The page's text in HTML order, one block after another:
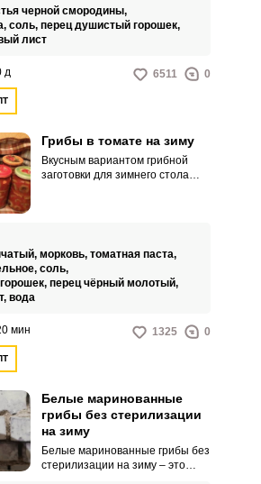
достаточно простым и быстрым
рецептом и приготовить
вкусные, плотные и хрустящие
не отнимут у вас времени. Они
хранятся всю зиму, их хорошо
черной смородины,
соль, перец душистый горошек,
лист
д 6511 0
Грибы в томате на зиму
Вкусным вариантом грибной
заготовки для зимнего стола
морковь, томатная паста,
соль,
перец чёрный молотый,
вода
мин 1325 0
Белые маринованные
грибы без стерилизации
на зиму
Белые маринованные грибы без
стерилизации на зиму – это